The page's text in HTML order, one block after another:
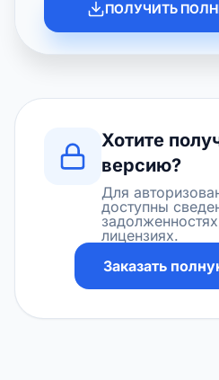
ПОЛУЧИТЬ
Хотите
версию?
Для
доступны
лицензиях.
Заказать